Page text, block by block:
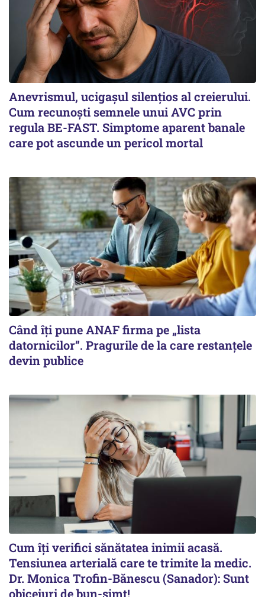
Anevrismul, ucigașul silențios al creierului.
Cum recunoști semnele unui AVC prin
regula BE-FAST. Simptome aparent banale
care pot ascunde un pericol mortal
Când îți pune ANAF firma pe „lista
datornicilor”. Pragurile de la care restanțele
devin publice
Cum îți verifici sănătatea inimii acasă.
Tensiunea arterială care te trimite la medic.
Dr. Monica Trofin-Bănescu (Sanador): Sunt
obiceiuri de bun-simț!